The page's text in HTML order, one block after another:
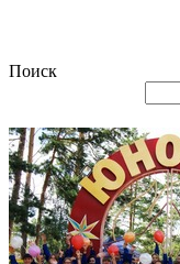
Поиск